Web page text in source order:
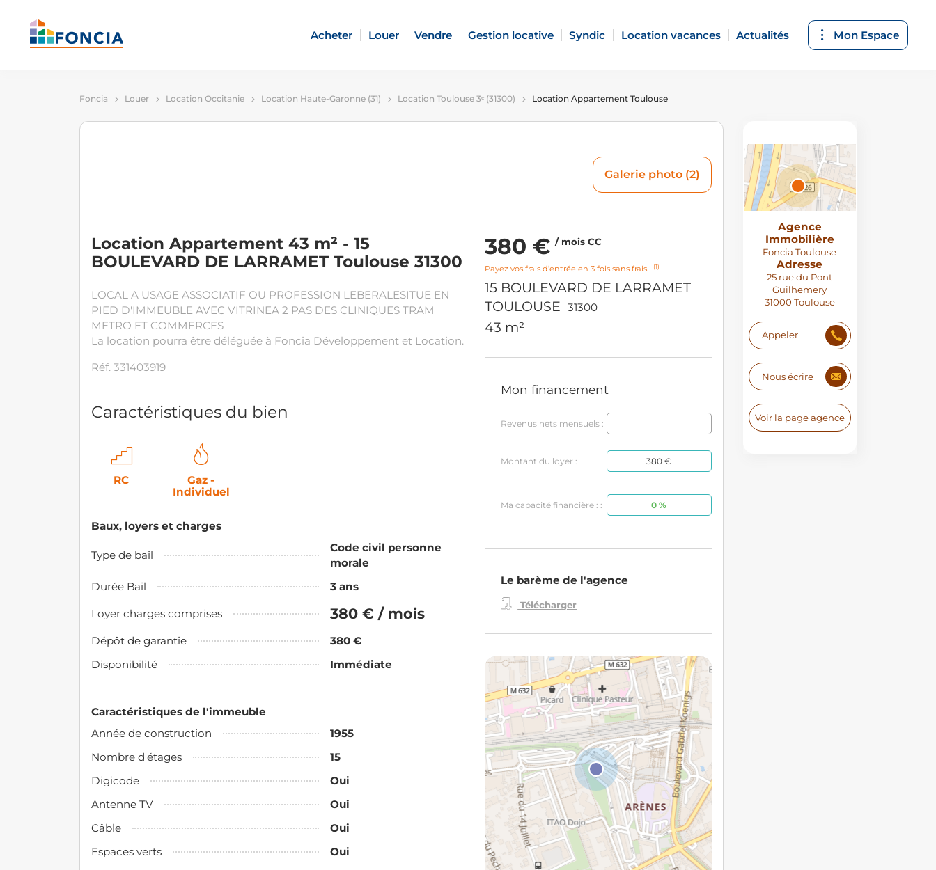
Acheter Louer Vendre Gestion locative Syndic Location vacances Actualités Mon Espace
Foncia Louer Location Occitanie Location Haute-Garonne (31) Location Toulouse 3ᵉ (31300) Location Appartement Toulouse
Galerie photo (2)
Location Appartement 43 m² - 15
BOULEVARD DE LARRAMET Toulouse 31300
LOCAL A USAGE ASSOCIATIF OU PROFESSION LEBERALESITUE EN
PIED D'IMMEUBLE AVEC VITRINEA 2 PAS DES CLINIQUES TRAM
METRO ET COMMERCES
La location pourra être déléguée à Foncia Développement et Location.
Réf. 331403919
Caractéristiques du bien
RC
Gaz -
Individuel
Baux, loyers et charges
Type de bail
Code civil personne
morale
Durée Bail
3 ans
Loyer charges comprises 380 € / mois
Dépôt de garantie
380 €
Disponibilité
Immédiate
Caractéristiques de l'immeuble
Année de construction
1955
Nombre d'étages
15
Digicode
Oui
Antenne TV
Oui
Câble
Oui
Espaces verts
Oui
380 € / mois CC
Payez vos frais d’entrée en 3 fois sans frais ! (1)
15 BOULEVARD DE LARRAMET
TOULOUSE 31300
43 m²
Mon financement
Revenus nets mensuels :
Montant du loyer : 380 €
Ma capacité financière : : 0 %
Le barème de l'agence
Télécharger
Attributions
© MapTiler
© OpenStreetMap
contributors
Agence
Immobilière
Foncia Toulouse
Adresse
25 rue du Pont
Guilhemery
31000 Toulouse
Appeler
Nous écrire
Voir la page agence